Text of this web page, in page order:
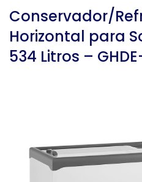
Conservador/
Horizontal para
534 Litros –